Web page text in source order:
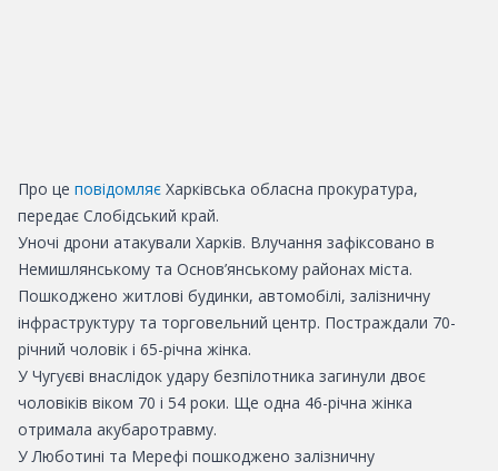
Про це повідомляє Харківська обласна прокуратура,
передає Слобідський край.
Уночі дрони атакували Харків. Влучання зафіксовано в
Немишлянському та Основ’янському районах міста.
Пошкоджено житлові будинки, автомобілі, залізничну
інфраструктуру та торговельний центр. Постраждали 70-
річний чоловік і 65-річна жінка.
У Чугуєві внаслідок удару безпілотника загинули двоє
чоловіків віком 70 і 54 роки. Ще одна 46-річна жінка
отримала акубаротравму.
УЛюботині та Мерефі пошкоджено залізничну